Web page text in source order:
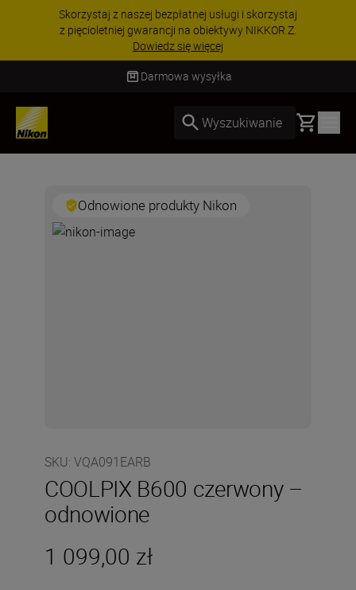
Skorzystaj z naszej bezpłatnej usługi i skorzystaj
z pięcioletniej gwarancji na obiektywy NIKKOR Z.
Dowiedz się więcej
Darmowa wysyłka
Wyszukiwanie Basket
Odnowione produkty Nikon
SKU: VQA091EARB
COOLPIX B600 czerwony –
odnowione
1 099,00 zł